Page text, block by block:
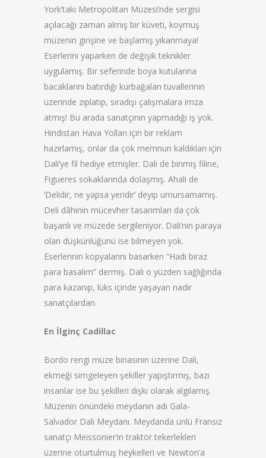
York’taki Metropolitan Müzesi’nde sergisi
açılacağı zaman almış bir küveti, koymuş
müzenin girişine ve başlamış yıkanmaya!
Eserlerini yaparken de değişik teknikler
uygulamış. Bir seferinde boya kutularına
bacaklarını batırdığı kurbağaları tuvallerinin
üzerinde zıplatıp, sıradışı çalışmalara imza
atmış! Bu arada sanatçının yapmadığı iş yok.
Hindistan Hava Yolları için bir reklam
hazırlamış, onlar da çok memnun kaldıkları için
Dali’ye fil hediye etmişler. Dali de binmiş filine,
Figueres sokaklarında dolaşmış. Ahali de
‘Delidir, ne yapsa yeridir’ deyip umursamamış.
Deli dâhinin mücevher tasarımları da çok
başarılı ve müzede sergileniyor. Dali’nin paraya
olan düşkünlüğünü ise bilmeyen yok.
Eserlerinin kopyalarını basarken “Hadi biraz
para basalım” dermiş. Dali o yüzden sağlığında
para kazanıp, lüks içinde yaşayan nadir
sanatçılardan.
En İlginç Cadillac
Bordo rengi müze binasının üzerine Dali,
ekmeği simgeleyen şekiller yapıştırmış, bazı
insanlar ise bu şekilleri dışkı olarak algılamış.
Müzenin önündeki meydanın adı Gala-
Salvador Dali Meydanı. Meydanda ünlü Fransız
sanatçı Meissonier’in traktör tekerlekleri
üzerine oturtulmuş heykelleri ve Newton’a